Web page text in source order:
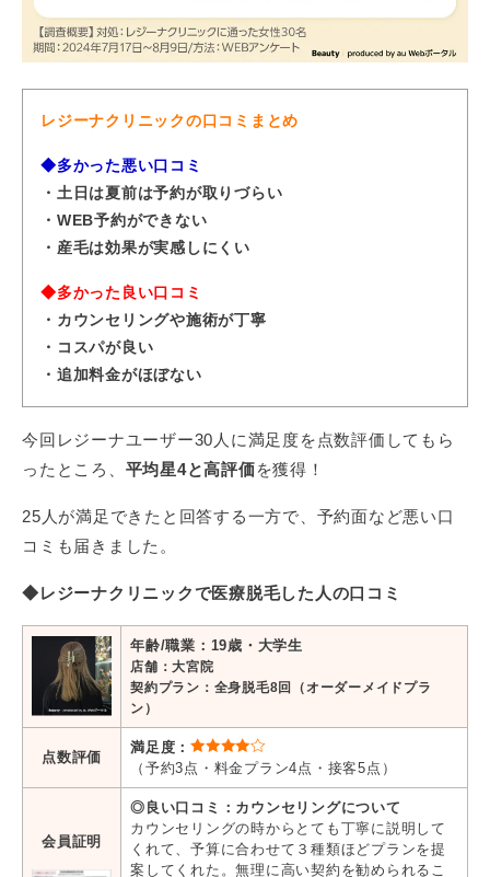
レジーナクリニックの口コミまとめ
◆多かった悪い口コミ
・土日は夏前は予約が取りづらい
・WEB予約ができない
・産毛は効果が実感しにくい
◆多かった良い口コミ
・カウンセリングや施術が丁寧
・コスパが良い
・追加料金がほぼない
今回レジーナユーザー30人に満足度を点数評価してもら
ったところ、 平均星4と高評価を獲得！
25人が満足できたと回答する一方で、予約面など悪い口
コミも届きました。
◆レジーナクリニックで医療脱毛した人の口コミ
年齢/職業：19歳・大学生
店舗：大宮院
契約プラン：全身脱毛8回（オーダーメイドプラ
ン）
点数評価
満足度：
（予約3点・料金プラン4点・接客5点）
会員証明
◎良い口コミ：カウンセリングについて
カウンセリングの時からとても丁寧に説明して
くれて、予算に合わせて３種類ほどプランを提
案してくれた。無理に高い契約を勧められるこ